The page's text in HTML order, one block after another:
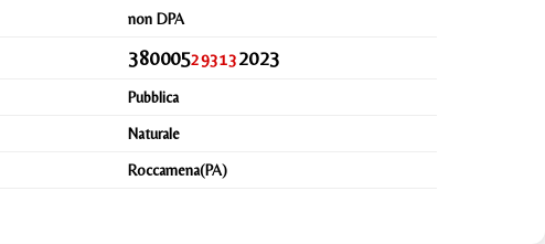
non DPA
380005293132023
Pubblica
Naturale
Roccamena(PA)